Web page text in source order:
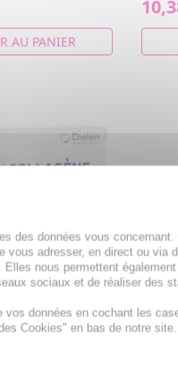
AU PANIER
de 60
60
des données vous concernant.
adresser, en direct ou via
nous permettent
sociaux et de réaliser des
données en cochant les
Cookies" en bas de notre site.